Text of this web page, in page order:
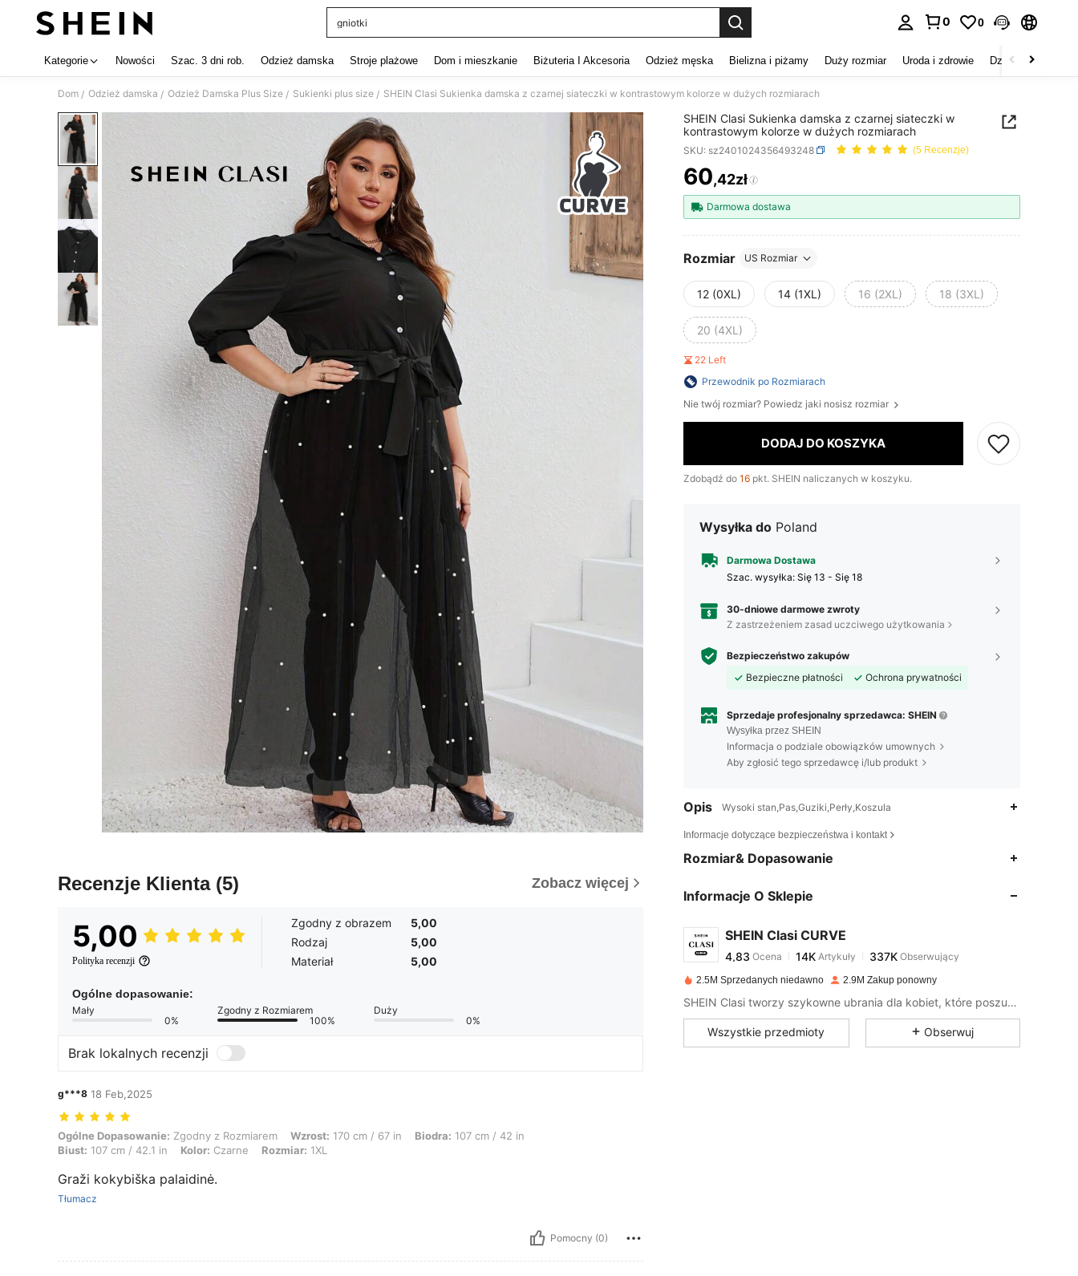
gniotki
0 0
Kategorie Nowości Szac. 3 dni rob. Odzież damska Stroje plażowe Dom i mieszkanie Biżuteria I Akcesoria Odzież męska Bielizna i piżamy Duży rozmiar Uroda i zdrowie Dzieci
Dom / Odzież damska / Odzież Damska Plus Size / Sukienki plus size / SHEIN Clasi Sukienka damska z czarnej siateczki w kontrastowym kolorze w dużych rozmiarach
Recenzje Klienta (5) Zobacz więcej
5,00
Polityka recenzji
Zgodny z obrazem
5,00
Rodzaj
5,00
Materiał
5,00
Ogólne dopasowanie:
Mały
0%
Zgodny z Rozmiarem
100%
Duży
0%
Brak lokalnych recenzji
g***8 18 Feb,2025
Ogólne Dopasowanie: Zgodny z Rozmiarem, Wzrost: 170 cm / 67 in, Biodra: 107 cm / 42 in, Biust: 107 cm / 42.1 in, Kolor: Czarne, Rozmiar: 1XL
Ogólne Dopasowanie: Zgodny z Rozmiarem Wzrost: 170 cm / 67 in Biodra: 107 cm / 42 in
Biust: 107 cm / 42.1 in Kolor: Czarne Rozmiar: 1XL
Graži kokybiška palaidinė.
Tłumacz
Pomocny (0)
SHEIN Clasi Sukienka damska z czarnej siateczki w
kontrastowym kolorze w dużych rozmiarach
SKU: sz2401024356493248 (5 Recenzje)
PRICE AND AVAILABILITY
60,42zł
Darmowa dostawa
Rozmiar US Rozmiar
12 (0XL) 14 (1XL) 16 (2XL) 18 (3XL)
20 (4XL)
22 Left
Przewodnik po Rozmiarach
Nie twój rozmiar? Powiedz jaki nosisz rozmiar
DODAJ DO KOSZYKA
Zdobądź do 16 pkt. SHEIN naliczanych w koszyku.
Wysyłka do Poland
Darmowa Dostawa
Szac. wysyłka: Się 13 - Się 18
30-dniowe darmowe zwroty
Z zastrzeżeniem zasad uczciwego użytkowania
Bezpieczeństwo zakupów
Bezpieczne płatności
Ochrona prywatności
Sprzedaje profesjonalny sprzedawca: SHEIN
Wysyłka przez SHEIN
Informacja o podziale obowiązków umownych
Aby zgłosić tego sprzedawcę i/lub produkt
Opis Wysoki stan,Pas,Guziki,Perły,Koszula
Informacje dotyczące bezpieczeństwa i kontakt
Rozmiar& Dopasowanie
Informacje O Sklepie
SHEIN Clasi CURVE
4,83 14K
4,83 Ocena 14K
a***k zapłacono1 dzień temu
4,83 14K
2.5M Sprzedanych niedawno 2.9M Zakup ponowny
SHEIN Clasi tworzy szykowne ubrania dla kobiet, które poszukują wyrafinowanego stylu.
Wszystkie przedmioty Obserwuj